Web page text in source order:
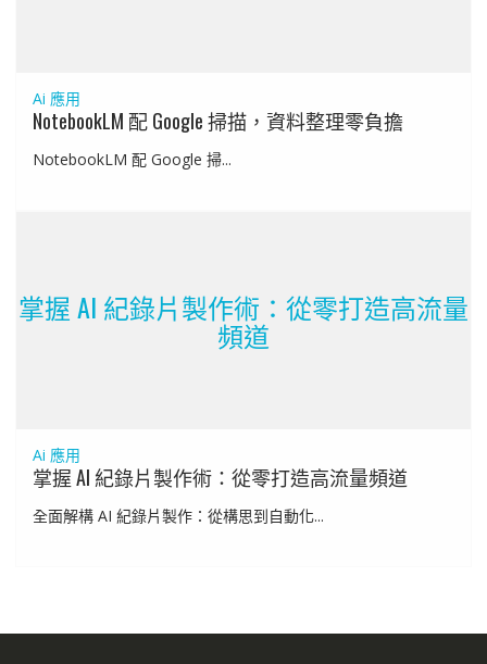
Ai 應用
NotebookLM 配 Google 掃描，資料整理零負擔
NotebookLM 配 Google 掃...
掌握 AI 紀錄片製作術：從零打造高流量
頻道
Ai 應用
掌握 AI 紀錄片製作術：從零打造高流量頻道
全面解構 AI 紀錄片製作：從構思到自動化...